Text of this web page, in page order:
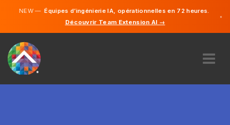
NEW —Équipes d’ingénierie IA, opérationnelles en 72 heures.
Découvrir Team Extension AI →
×